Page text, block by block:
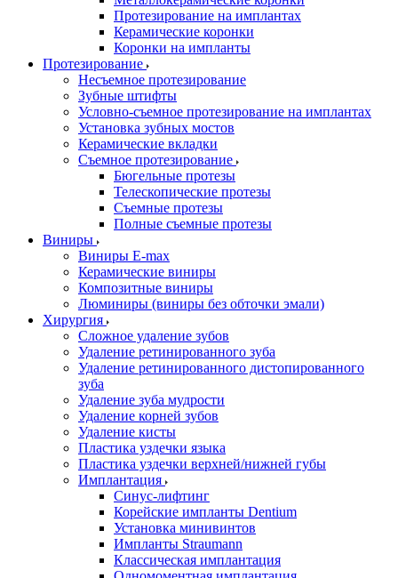
Протезирование на имплантах
Керамические коронки
Коронки на импланты
Протезирование
Несъемное протезирование
Зубные штифты
Условно-съемное протезирование на имплантах
Установка зубных мостов
Керамические вкладки
Съемное протезирование
Бюгельные протезы
Телескопические протезы
Съемные протезы
Полные съемные протезы
Виниры
Виниры E-max
Керамические виниры
Композитные виниры
Люминиры (виниры без обточки эмали)
Хирургия
Сложное удаление зубов
Удаление ретинированного зуба
Удаление ретинированного дистопированного
зуба
Удаление зуба мудрости
Удаление корней зубов
Удаление кисты
Пластика уздечки языка
Пластика уздечки верхней/нижней губы
Имплантация
Синус-лифтинг
Корейские импланты Dentium
Установка минивинтов
Импланты Straumann
Классическая имплантация